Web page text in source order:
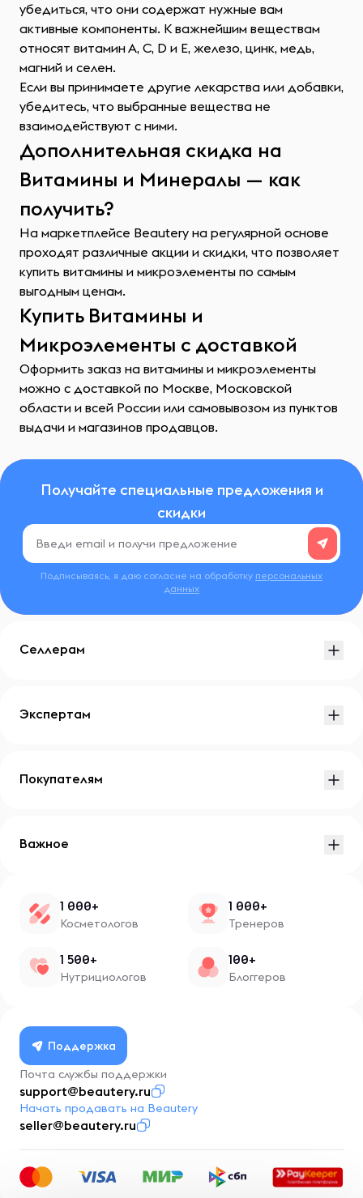
убедиться, что они содержат нужные вам
активные компоненты. К важнейшим веществам
относят витамин А, С, D и E, железо, цинк, медь,
магний и селен.
Если вы принимаете другие лекарства или добавки,
убедитесь, что выбранные вещества не
взаимодействуют с ними.
Дополнительная скидка на
Витамины и Минералы — как
получить?
На маркетплейсе Beautery на регулярной основе
проходят различные акции и скидки, что позволяет
купить витамины и микроэлементы по самым
выгодным ценам.
Купить Витамины и
Микроэлементы с доставкой
Оформить заказ на витамины и микроэлементы
можно с доставкой по Москве, Московской
области и всей России или самовывозом из пунктов
выдачи и магазинов продавцов.
Получайте специальные предложения и
скидки
Подписываясь, я даю согласие на обработку персональных
данных
Селлерам
Экспертам
Покупателям
Важное
1 000+
Косметологов
1 000+
Тренеров
1 500+
Нутрициологов
100+
Блоггеров
Поддержка
Почта службы поддержки
support@beautery.ru
Начать продавать на Beautery
seller@beautery.ru